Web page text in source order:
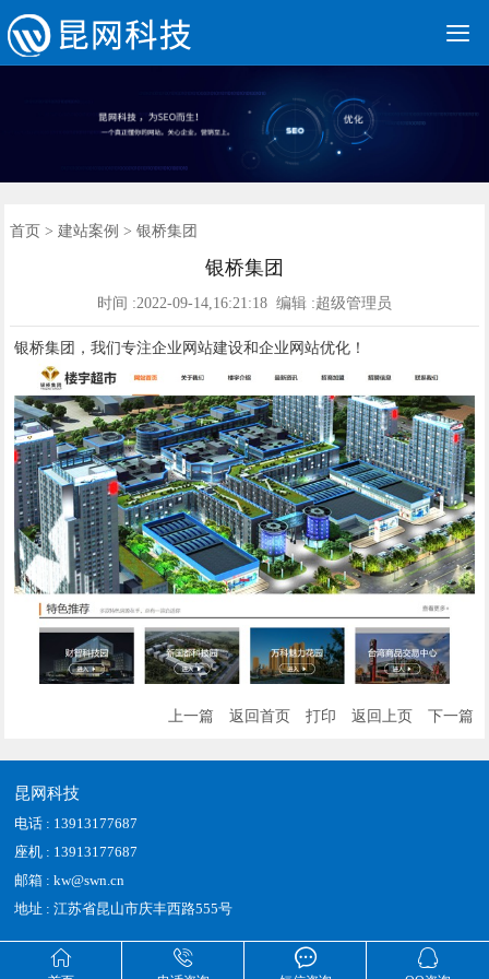

首页
网站建设
营销网站
手机网站
全网营销
网站优化
400电话
优化案例
建站案例
新闻动态
联系我们
   
首页 > 建站案例 > 银桥集团
银桥集团
时间 :2022-09-14,16:21:18 编辑 :超级管理员
银桥集团，我们专注企业网站建设和企业网站优化！
上一篇 返回首页 打印 返回上页 下一篇
昆网科技
电话 : 13913177687
座机 : 13913177687
邮箱 : kw@swn.cn
地址 : 江苏省昆山市庆丰西路555号